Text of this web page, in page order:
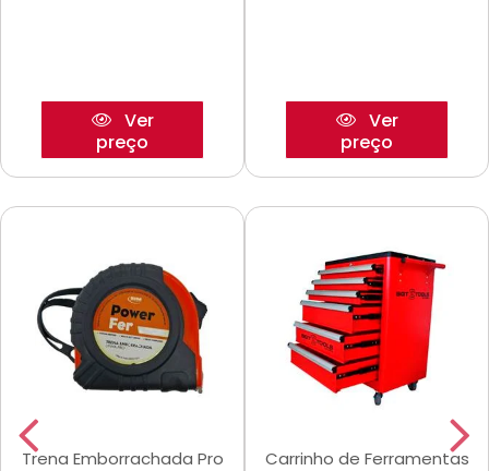
Ver
preço
Ver
preço
Trena Emborrachada Pro
Carrinho de Ferramentas